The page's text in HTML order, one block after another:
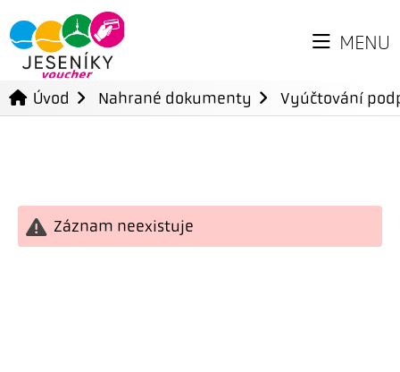
MENU
Úvod Nahrané dokumenty Vyúčtování
Záznam neexistuje